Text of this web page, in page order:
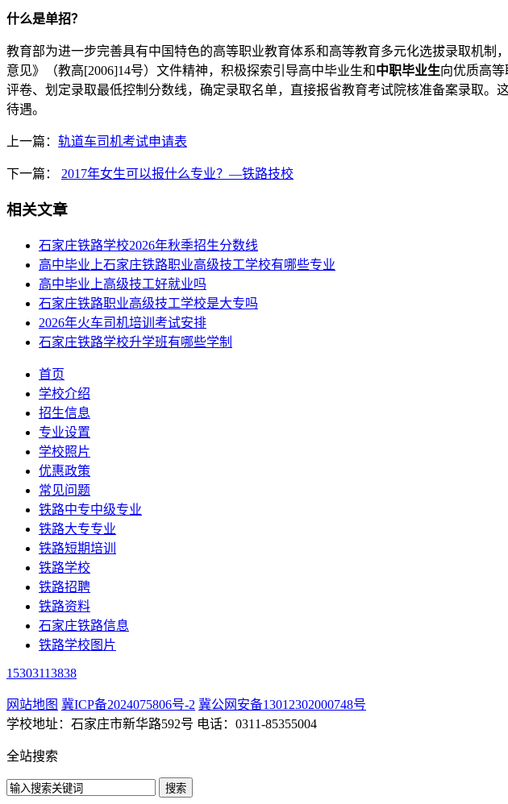
什么是单招？
教育部为进一步完善具有中国特色的高等职业教育体系和高等教育多元化选拔录取机
意见》（教高[2006]14号）文件精神，积极探索引导高中毕业生和中职毕业生向优质高
评卷、划定录取最低控制分数线，确定录取名单，直接报省教育考试院核准备案录取。
待遇。
上一篇： 轨道车司机考试申请表
下一篇： 2017年女生可以报什么专业？—铁路技校
相关文章
石家庄铁路学校2026年秋季招生分数线
高中毕业上石家庄铁路职业高级技工学校有哪些专业
高中毕业上高级技工好就业吗
石家庄铁路职业高级技工学校是大专吗
2026年火车司机培训考试安排
石家庄铁路学校升学班有哪些学制
首页
学校介绍
招生信息
专业设置
学校照片
优惠政策
常见问题
铁路中专中级专业
铁路大专专业
铁路短期培训
铁路学校
铁路招聘
铁路资料
石家庄铁路信息
铁路学校图片
15303113838
网站地图 冀ICP备2024075806号-2 冀公网安备13012302000748号
学校地址：石家庄市新华路592号 电话：0311-85355004
全站搜索